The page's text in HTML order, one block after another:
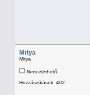
Mitya
Mitya
Nem elérhető
Hozzászólások: 402